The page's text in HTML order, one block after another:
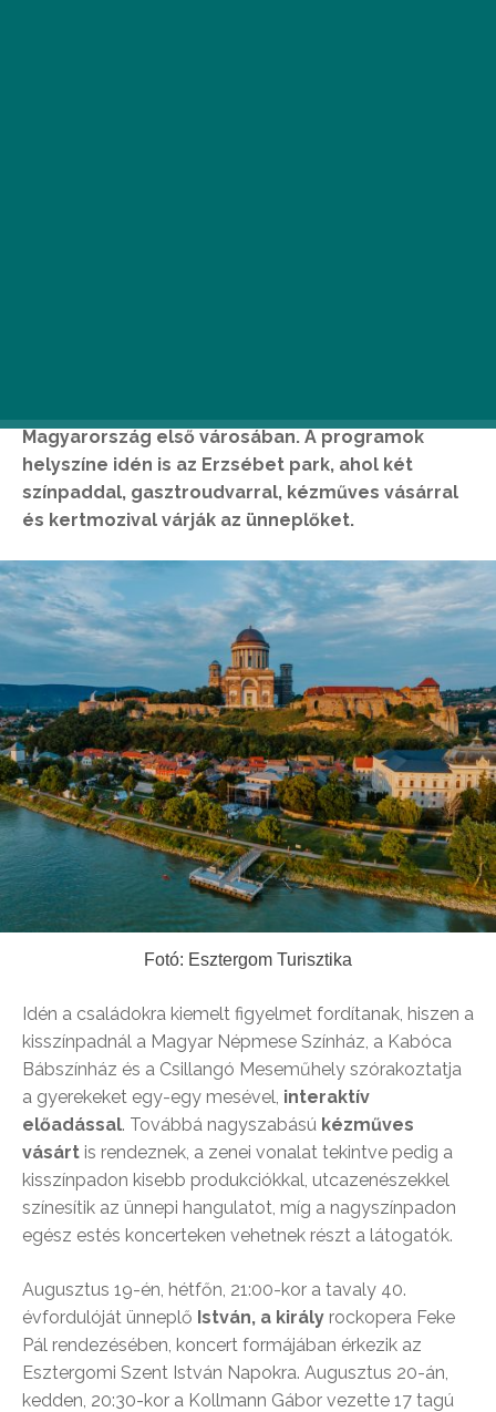
Magyarország első városában. A programok
helyszíne idén is az Erzsébet park, ahol két
színpaddal, gasztroudvarral, kézműves vásárral
és kertmozival várják az ünneplőket.
Fotó: Esztergom Turisztika
Idén a családokra kiemelt figyelmet fordítanak, hiszen a
kisszínpadnál a Magyar Népmese Színház, a Kabóca
Bábszínház és a Csillangó Meseműhely szórakoztatja
a gyerekeket egy-egy mesével, interaktív
előadással. Továbbá nagyszabású kézműves
vásárt is rendeznek, a zenei vonalat tekintve pedig a
kisszínpadon kisebb produkciókkal, utcazenészekkel
színesítik az ünnepi hangulatot, míg a nagyszínpadon
egész estés koncerteken vehetnek részt a látogatók.
Augusztus 19-én, hétfőn, 21:00-kor a tavaly 40.
évfordulóját ünneplő István, a király rockopera Feke
Pál rendezésében, koncert formájában érkezik az
Esztergomi Szent István Napokra. Augusztus 20-án,
kedden, 20:30-kor a Kollmann Gábor vezette 17 tagú